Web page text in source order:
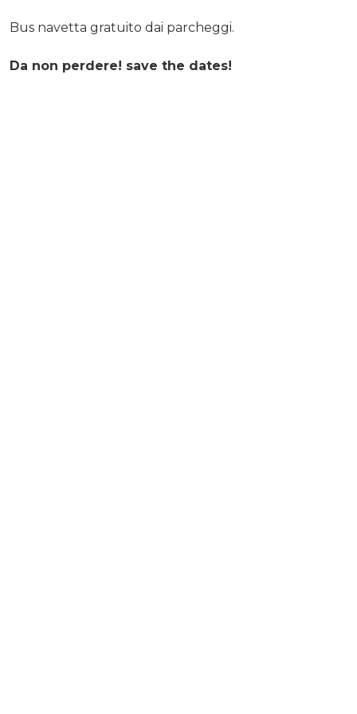
Bus navetta gratuito dai parcheggi.
Da non perdere! save the dates!